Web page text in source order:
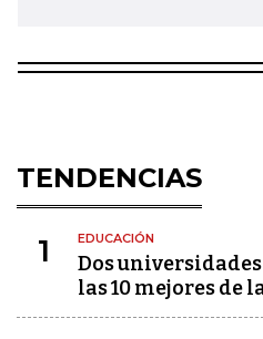
TENDENCIAS
1 EDUCACIÓN
Dos
las 10 mejores de